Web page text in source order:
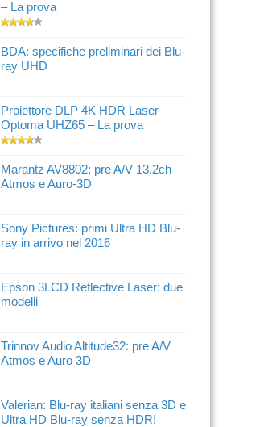
– La prova
BDA: specifiche preliminari dei Blu-
ray UHD
Proiettore DLP 4K HDR Laser
Optoma UHZ65 – La prova
Marantz AV8802: pre A/V 13.2ch
Atmos e Auro-3D
Sony Pictures: primi Ultra HD Blu-
ray in arrivo nel 2016
Epson 3LCD Reflective Laser: due
modelli
Trinnov Audio Altitude32: pre A/V
Atmos e Auro 3D
Valerian: Blu-ray italiani senza 3D e
Ultra HD Blu-ray senza HDR!